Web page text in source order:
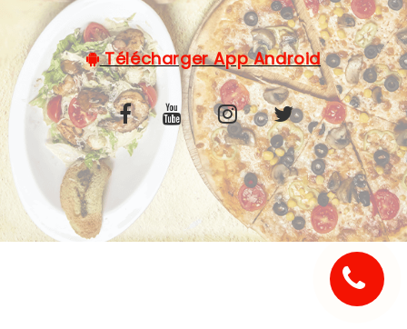
Télécharger App Android